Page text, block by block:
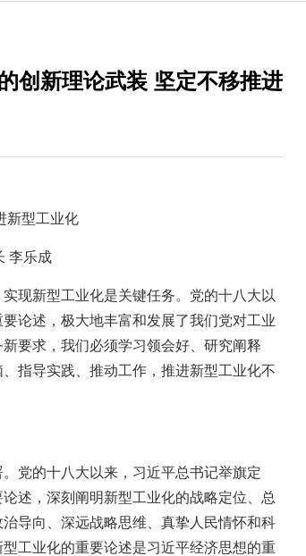
创新理论武装 坚定不移推进
新型工业化
李乐成
现新型工业化是关键任务。党的十八大以
论述，极大地丰富和发展了我们党对工业
要求，我们必须学习领会好、研究阐释
指导实践、推动工作，推进新型工业化不
党的十八大以来，习近平总书记举旗定
述，深刻阐明新型工业化的战略定位、总
导向、深远战略思维、真挚人民情怀和科
工业化的重要论述是习近平经济思想的重